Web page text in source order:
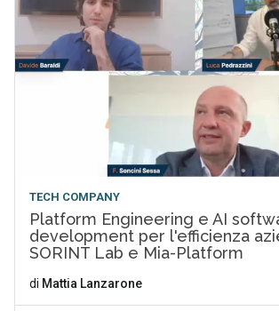
TECH COMPANY
Platform Engineering e AI
development per l'efficienza
SORINT Lab e Mia-Platform
di Mattia Lanzarone